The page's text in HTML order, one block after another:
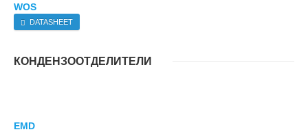
WOS
DATASHEET
КОНДЕНЗООТДЕЛИТЕЛИ
EMD